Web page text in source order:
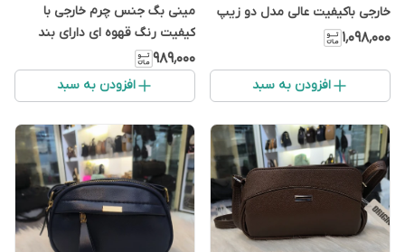
خارجی باکیفیت عالی مدل دو زیپ
۱٬۰۹۸٬۰۰۰
افزودن به سبد
مینی بگ جنس چرم خارجی با
کیفیت رنگ قهوه ای دارای بند
بلند
۹۸۹٬۰۰۰
افزودن به سبد